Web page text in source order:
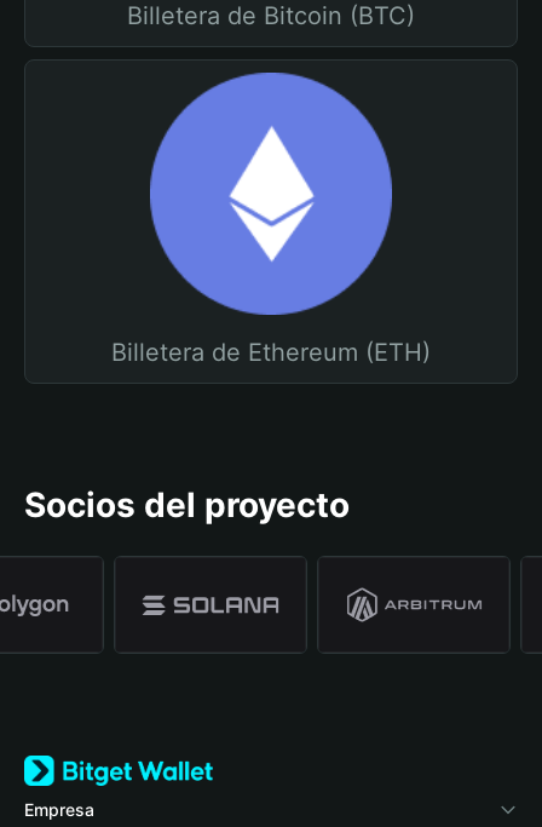
Billetera de Bitcoin (BTC)
Billetera de Ethereum (ETH)
Socios del proyecto
Empresa